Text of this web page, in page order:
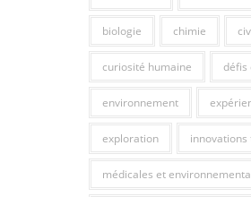
biologie chimie
curiosité humaine défis
environnement
exploration innovations
médicales et